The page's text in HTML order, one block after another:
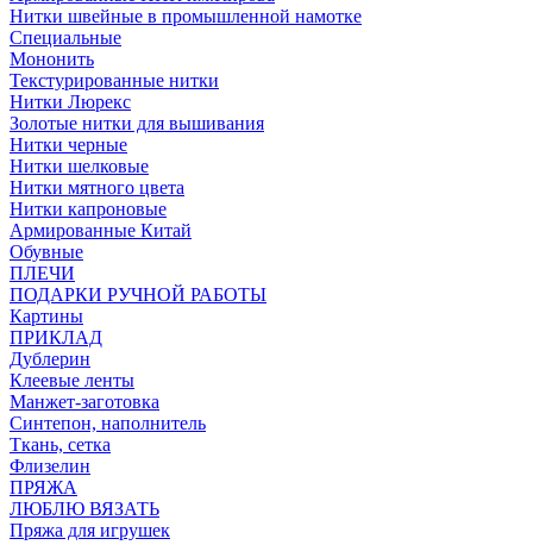
Нитки швейные в промышленной намотке
Специальные
Мононить
Текстурированные нитки
Нитки Люрекс
Золотые нитки для вышивания
Нитки черные
Нитки шелковые
Нитки мятного цвета
Нитки капроновые
Армированные Китай
Обувные
ПЛЕЧИ
ПОДАРКИ РУЧНОЙ РАБОТЫ
Картины
ПРИКЛАД
Дублерин
Клеевые ленты
Манжет-заготовка
Синтепон, наполнитель
Ткань, сетка
Флизелин
ПРЯЖА
ЛЮБЛЮ ВЯЗАТЬ
Пряжа для игрушек